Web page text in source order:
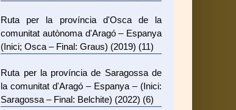
Ruta per la província d'Osca de la
comunitat autònoma d'Aragó – Espanya
(Inici; Osca – Final: Graus) (2019) (11)
Ruta per la província de Saragossa de
la comunitat d'Aragó – Espanya – (Inici:
Saragossa – Final: Belchite) (2022) (6)